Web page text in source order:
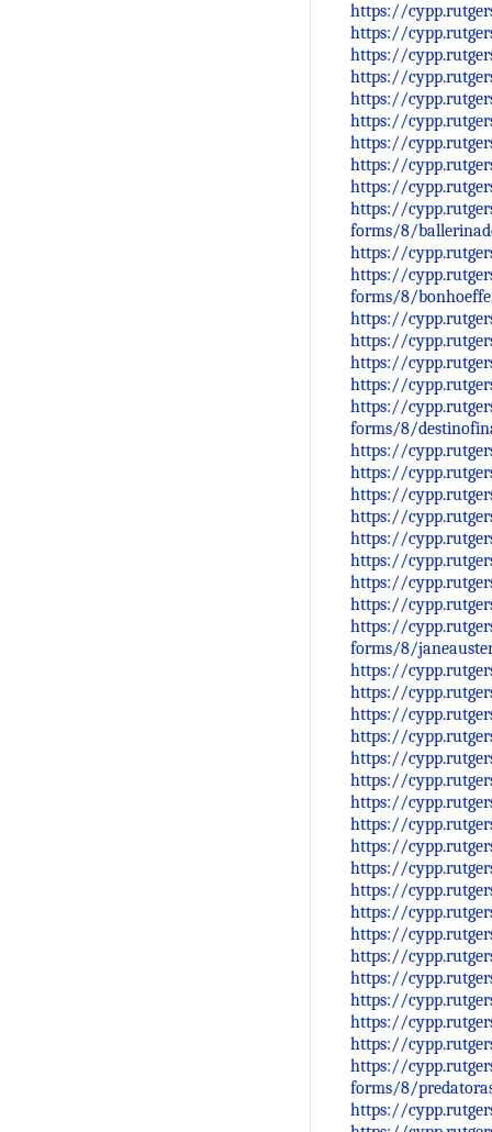
https://
https://
https://
https://
https://
https://
https://
https://
https://
https://
forms/8/
https://
https://
forms/8/
https://
https://
https://
https://
https://
forms/8/
https://
https://
https://
https://
https://
https://
https://
https://
https://
forms/8/
https://
https://
https://
https://
https://
https://
https://
https://
https://
https://
https://
https://
https://
https://
https://
https://
https://
https://
https://
forms/8/
https://